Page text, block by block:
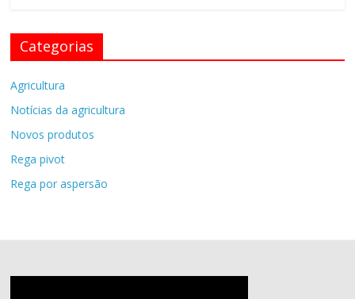
Categorias
Agricultura
Notícias da agricultura
Novos produtos
Rega pivot
Rega por aspersão